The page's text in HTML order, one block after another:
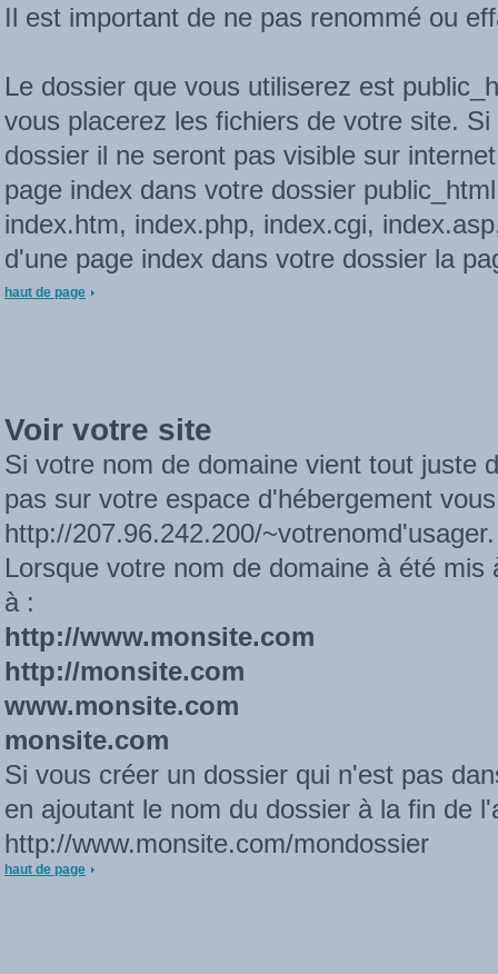
Il est important de ne pas renommé ou
Le dossier que vous utiliserez est
vous placerez les fichiers de votre site.
dossier il ne seront pas visible sur
page index dans votre dossier
index.htm, index.php, index.cgi,
d'une page index dans votre dossier la
haut de page
Voir votre site
Si votre nom de domaine vient tout juste
pas sur votre espace d'hébergement
http://207.96.242.200/
Lorsque votre nom de domaine à été
à :
http://www.monsite.com
http://monsite.com
www.monsite.com
monsite.com
Si vous créer un dossier qui n'est pas
en ajoutant le nom du dossier à la fin de
http://www.monsite.com/mondossier
haut de page